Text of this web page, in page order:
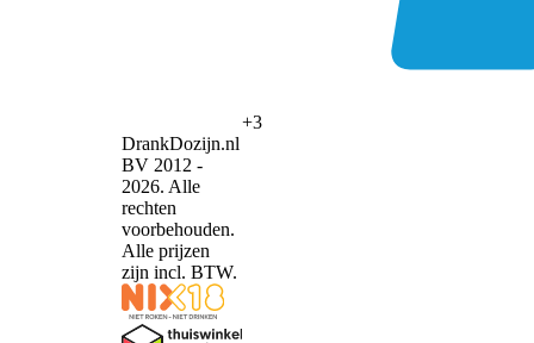
+3
DrankDozijn.nl
BV 2012 -
2026. Alle
rechten
voorbehouden.
Alle prijzen
zijn incl. BTW.